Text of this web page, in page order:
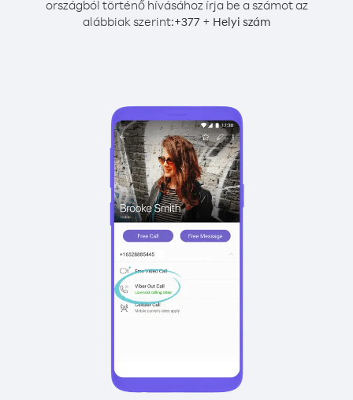
országból történő hívásához írja be a számot az
alábbiak szerint:+377 + Helyi szám